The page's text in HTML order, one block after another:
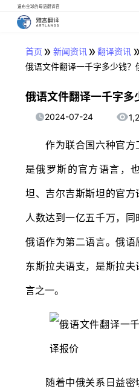
遍布全球的母语翻译官
首页 » 新闻资讯» 翻译资讯 »
俄语文件翻译一千字多少钱？
俄语文件翻译一千字多
2024-07-24
作为联合国六种官方
是俄罗斯的官方语言，
坦、吉尔吉斯斯坦的官
人数达到一亿五千万，
俄语作为第二语言。俄
东斯拉夫语支，是斯拉
言之一。
随着中俄关系日益密